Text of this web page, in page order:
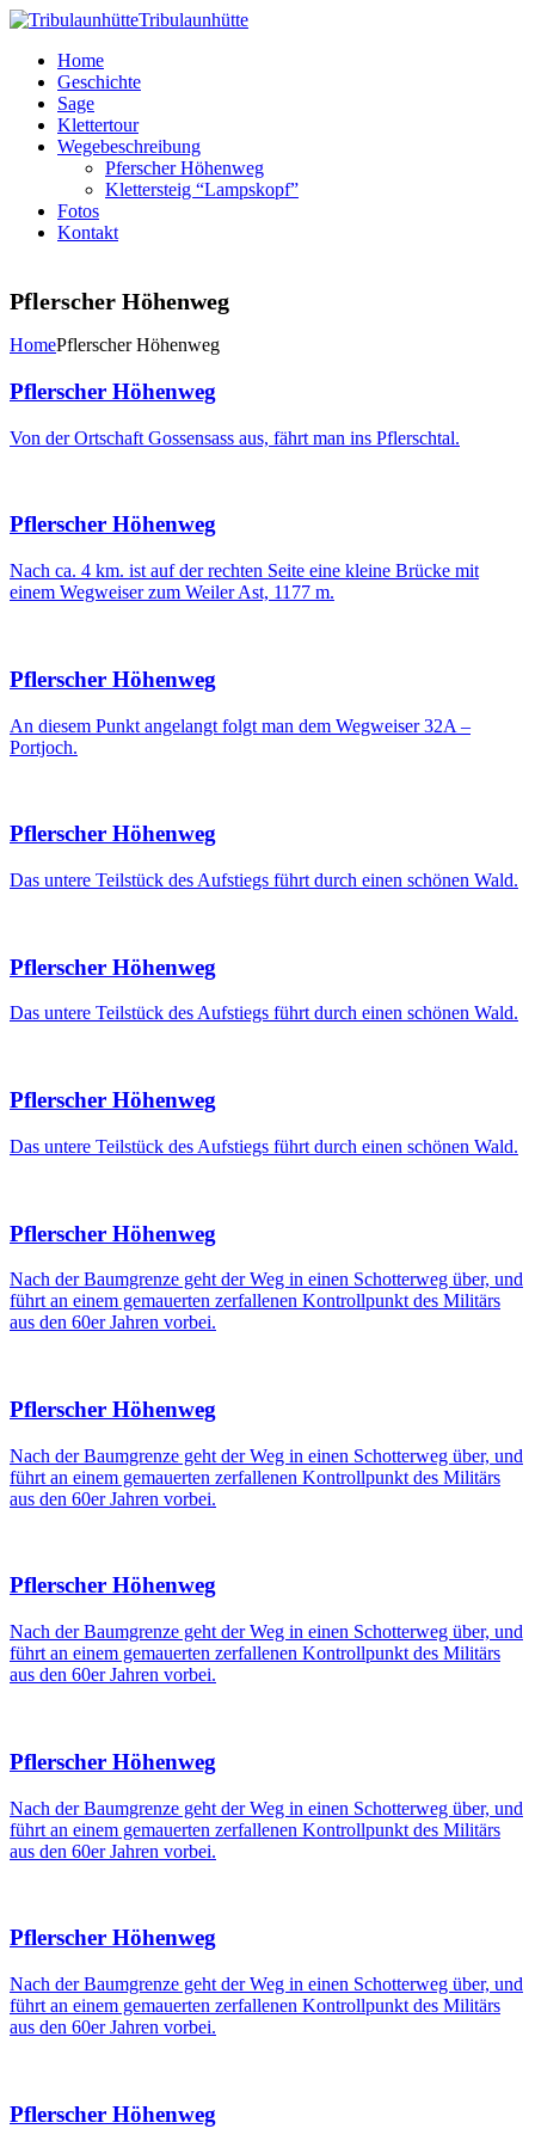
Tribulaunhütte
Home
Geschichte
Sage
Klettertour
Wegebeschreibung
Pferscher Höhenweg
Klettersteig “Lampskopf”
Fotos
Kontakt
Pflerscher Höhenweg
HomePflerscher Höhenweg
Pflerscher Höhenweg
Von der Ortschaft Gossensass aus, fährt man ins Pflerschtal.
Pflerscher Höhenweg
Nach ca. 4 km. ist auf der rechten Seite eine kleine Brücke mit
einem Wegweiser zum Weiler Ast, 1177 m.
Pflerscher Höhenweg
An diesem Punkt angelangt folgt man dem Wegweiser 32A –
Portjoch.
Pflerscher Höhenweg
Das untere Teilstück des Aufstiegs führt durch einen schönen Wald.
Pflerscher Höhenweg
Das untere Teilstück des Aufstiegs führt durch einen schönen Wald.
Pflerscher Höhenweg
Das untere Teilstück des Aufstiegs führt durch einen schönen Wald.
Pflerscher Höhenweg
Nach der Baumgrenze geht der Weg in einen Schotterweg über, und
führt an einem gemauerten zerfallenen Kontrollpunkt des Militärs
aus den 60er Jahren vorbei.
Pflerscher Höhenweg
Nach der Baumgrenze geht der Weg in einen Schotterweg über, und
führt an einem gemauerten zerfallenen Kontrollpunkt des Militärs
aus den 60er Jahren vorbei.
Pflerscher Höhenweg
Nach der Baumgrenze geht der Weg in einen Schotterweg über, und
führt an einem gemauerten zerfallenen Kontrollpunkt des Militärs
aus den 60er Jahren vorbei.
Pflerscher Höhenweg
Nach der Baumgrenze geht der Weg in einen Schotterweg über, und
führt an einem gemauerten zerfallenen Kontrollpunkt des Militärs
aus den 60er Jahren vorbei.
Pflerscher Höhenweg
Nach der Baumgrenze geht der Weg in einen Schotterweg über, und
führt an einem gemauerten zerfallenen Kontrollpunkt des Militärs
aus den 60er Jahren vorbei.
Pflerscher Höhenweg